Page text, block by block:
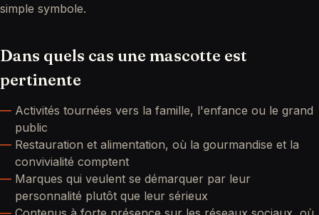
simple symbole.
Dans quels cas une mascotte est
pertinente
Activités tournées vers la famille, l'enfance ou le grand
public
Restauration et alimentation, où la gourmandise et la
convivialité comptent
Marques qui veulent se démarquer par leur
personnalité plutôt que leur sérieux